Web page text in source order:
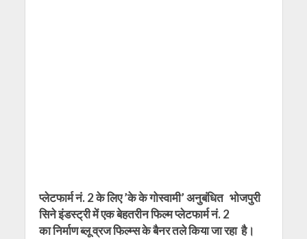
प्लेटफार्म नं. 2 के लिए ’के के गोस्वामी’ अनुबंधित भोजपुरी
सिने इंडस्ट्री में एक बेहतरीन फिल्म प्लेटफार्म नं. 2
का निर्माण ब्लू व्रज फिल्म्स के बैनर तले किया जा रहा है।